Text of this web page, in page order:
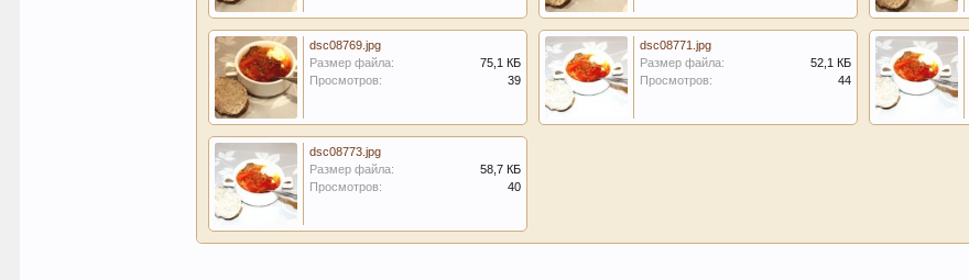
dsc08769.jpg
Размер файла:
75,1 КБ
Просмотров:
39
dsc08771.jpg
Размер файла:
52,1 КБ
Просмотров:
44
dsc08773.jpg
Размер файла:
58,7 КБ
Просмотров:
40